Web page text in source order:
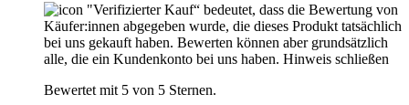
"Verifizierter Kauf“ bedeutet, dass die Bewertung von
Käufer:innen abgegeben wurde, die dieses Produkt tatsächlich
bei uns gekauft haben. Bewerten können aber grundsätzlich
alle, die ein Kundenkonto bei uns haben. Hinweis schließen
Bewertet mit 5 von 5 Sternen.